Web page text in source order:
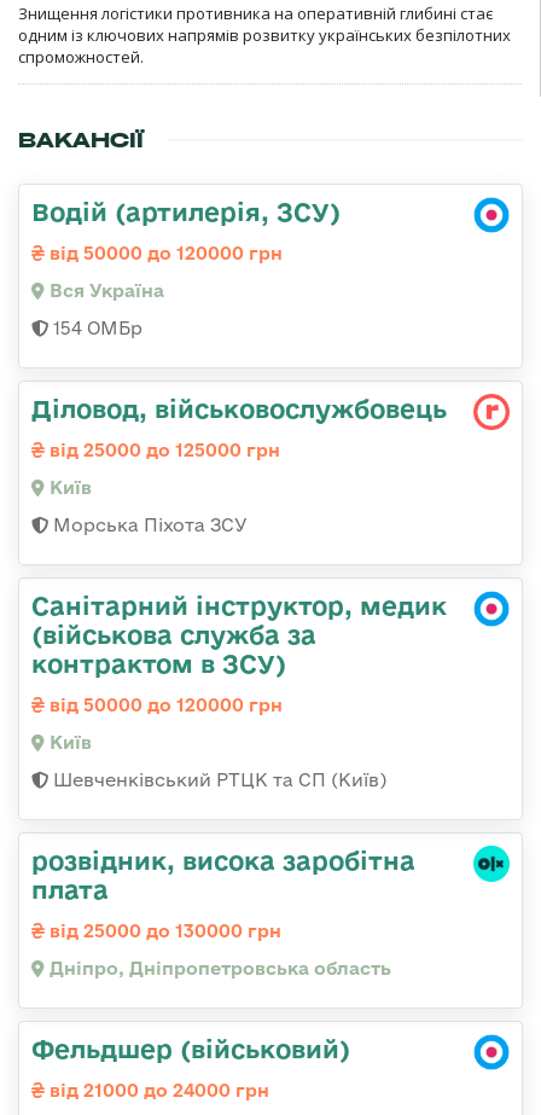
Знищення логістики противника на оперативній глибині стає
одним із ключових напрямів розвитку українських безпілотних
спроможностей.
ВАКАНСІЇ
Водій (артилерія, ЗСУ)
від 50000 до 120000 грн
Вся Україна
154 ОМБр
Діловод, військовослужбовець
від 25000 до 125000 грн
Київ
Морська Піхота ЗСУ
Санітарний інструктор, медик
(військова служба за
контрактом в ЗСУ)
від 50000 до 120000 грн
Київ
Шевченківський РТЦК та СП (Київ)
розвідник, висока заробітна
плата
від 25000 до 130000 грн
Дніпро, Дніпропетровська область
Фельдшер (військовий)
від 21000 до 24000 грн